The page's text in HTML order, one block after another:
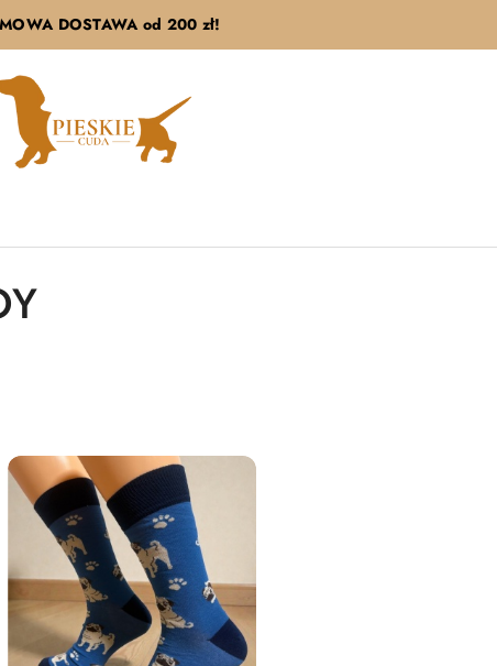
DOSTAWA od 200 zł!